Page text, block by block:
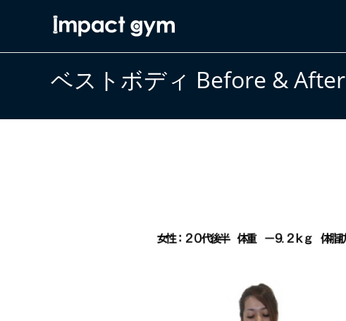
ベストボディ Before & After